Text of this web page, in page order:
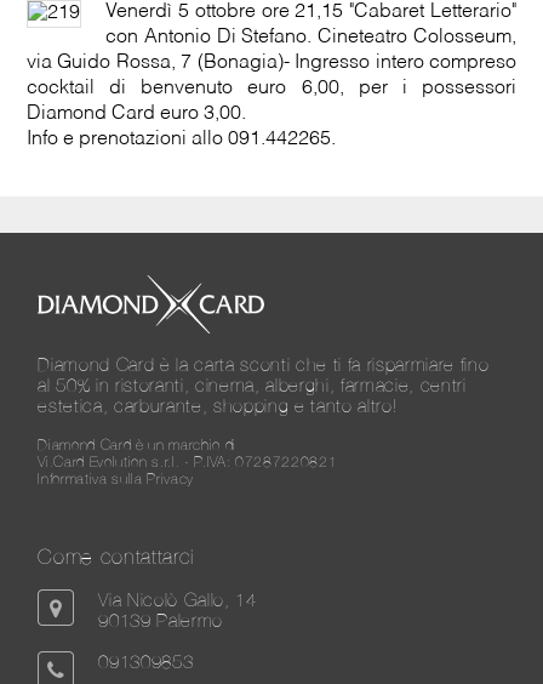
Venerdì 5 ottobre ore 21,15 "Cabaret Letterario"
con Antonio Di Stefano. Cineteatro Colosseum,
via Guido Rossa, 7 (Bonagia)- Ingresso intero compreso
cocktail di benvenuto euro 6,00, per i possessori
Diamond Card euro 3,00.
Info e prenotazioni allo 091.442265.
Diamond Card è la carta sconti che ti fa risparmiare fino
al 50% in ristoranti, cinema, alberghi, farmacie, centri
estetica, carburante, shopping e tanto altro!
Diamond Card è un marchio di
Vi.Card Evolution s.r.l. - P.IVA: 07287220821
Informativa sulla Privacy
Come contattarci
Via Nicolò Gallo, 14
90139 Palermo
091309853